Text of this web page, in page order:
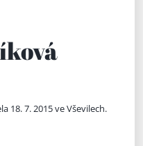
18. 7. 2015 ve Vševilech.